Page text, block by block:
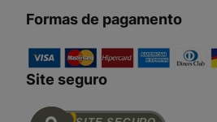
Formas de pagamento
Site seguro